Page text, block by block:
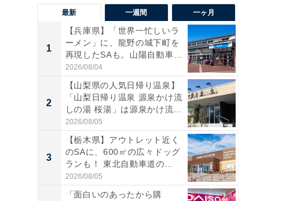
最新 一週間 一ヶ月
1
【兵庫県】「世界一忙しいラ
ーメン」に、龍野の城下町を
再現したSAも。山陽自動車
道...
2026/08/04
2
【山梨県の人気日帰り温泉】
「山梨日帰り温泉 源泉かけ流
しの湯 桜湯」は源泉かけ流...
2026/08/05
3
【栃木県】アウトレット近く
のSAに、600㎡の広々ドッグ
ランも！ 東北自動車道の...
2026/08/05
「面白いのあったから購